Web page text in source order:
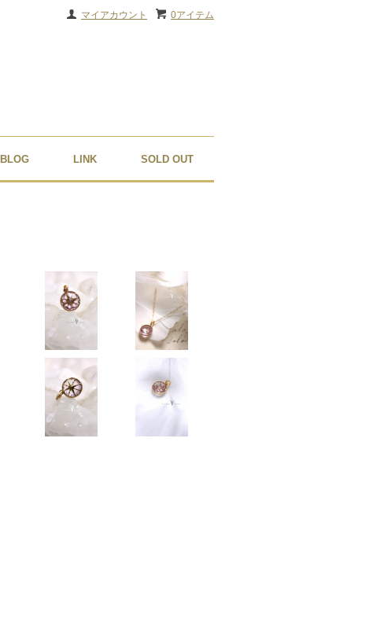
0アイテム
マイアカウント
BLOG LINK SOLD OUT